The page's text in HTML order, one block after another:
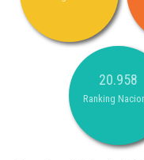
20.958
Ranking